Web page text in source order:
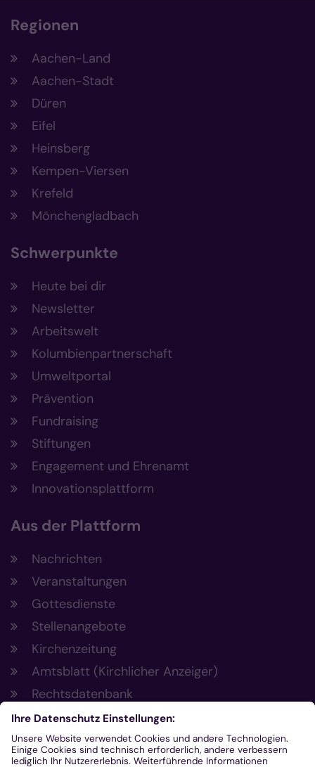
Regionen
Aachen-Land
Aachen-Stadt
Düren
Eifel
Heinsberg
Kempen-Viersen
Krefeld
Mönchengladbach
Schwerpunkte
Heute bei dir
Newsletter
Arbeitswelt
Kolumbienpartnerschaft
Umweltportal
Prävention
Fundraising
Stiftungen
Engagement und Ehrenamt
Innovationsplattform
Aus der Plattform
Nachrichten
Veranstaltungen
Gottesdienste
Stellenangebote
Kirchenzeitung
Amtsblatt (Kirchlicher Anzeiger)
Rechtsdatenbank
Meldestelle gemäß Hinweisgeberschutzgesetz